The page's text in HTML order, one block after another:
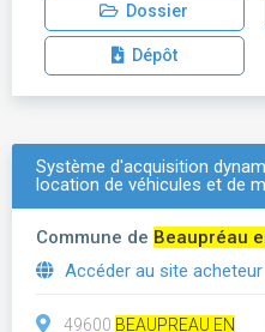
Dossier
Dépôt
Système d'acquisition
location de véhicules et de
Commune de Beaupréau
Accéder au site acheteur
49600 BEAUPREAU EN